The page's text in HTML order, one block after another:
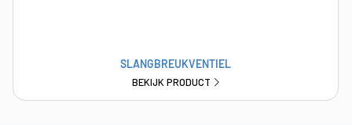
SLANGBREUKVENTIEL
BEKIJK PRODUCT